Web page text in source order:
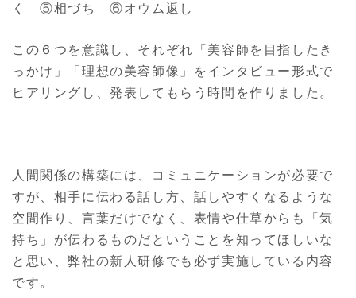
く ⑤相づち ⑥オウム返し
この６つを意識し、それぞれ「美容師を目指したき
っかけ」「理想の美容師像」をインタビュー形式で
ヒアリングし、発表してもらう時間を作りました。
人間関係の構築には、コミュニケーションが必要で
すが、相手に伝わる話し方、話しやすくなるような
空間作り、言葉だけでなく、表情や仕草からも「気
持ち」が伝わるものだということを知ってほしいな
と思い、弊社の新人研修でも必ず実施している内容
です。